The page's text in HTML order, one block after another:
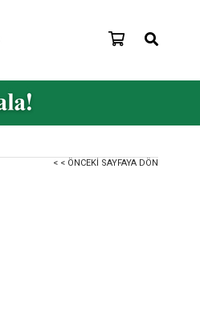
< < ÖNCEKI SAYFAYA DÖN